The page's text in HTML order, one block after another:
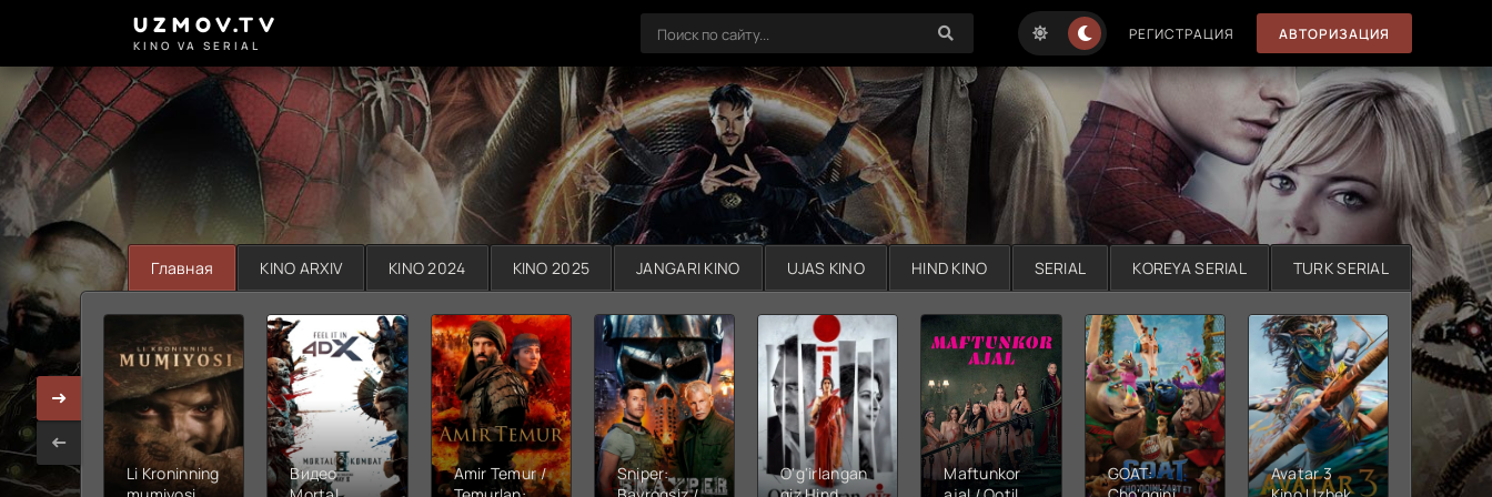
UZMOV.TV
KINO VA SERIAL
РЕГИСТРАЦИЯ АВТОРИЗАЦИЯ
Главная KINO ARXIV KINO 2024 KINO 2025 JANGARI KINO UJAS KINO HIND KINO SERIAL KOREYA SERIAL TURK SERIAL
Li Kroninning
Видео
Amir Temur /
Sniper:
O'g'irlangan
Maftunkor
GOAT:
Avatar 3